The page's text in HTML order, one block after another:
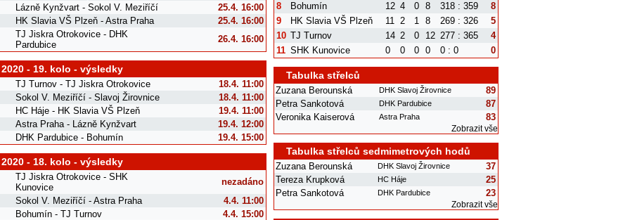
Lázně Kynžvart - Sokol V. Meziříčí
25.4. 16:00
HK Slavia VŠ Plzeň - Astra Praha
25.4. 16:00
TJ Jiskra Otrokovice - DHK
Pardubice
26.4. 16:00
- 19. kolo - výsledky
TJ Turnov - TJ Jiskra Otrokovice
18.4. 11:00
Sokol V. Meziříčí - Slavoj Žirovnice
18.4. 11:00
HC Háje - HK Slavia VŠ Plzeň
19.4. 11:00
Astra Praha - Lázně Kynžvart
19.4. 12:00
DHK Pardubice - Bohumín
19.4. 15:00
- 18. kolo - výsledky
TJ Jiskra Otrokovice - SHK
Kunovice
nezadáno
Sokol V. Meziříčí - Astra Praha
4.4. 11:00
Bohumín - TJ Turnov
4.4. 15:00
8
Bohumín 12 4 0 8 318 : 359
8
9
HK Slavia VŠ Plzeň 11 2 1 8 269 : 326
5
10 TJ Turnov 14 2 0 12 277 : 365
4
11 SHK Kunovice 0 0 0 0 0 : 0 0
Tabulka střelců
Zuzana Berounská DHK Slavoj Žirovnice
89
Petra Sankotová
DHK Pardubice
87
Veronika Kaiserová
Astra Praha 83
Zobrazit vše
Tabulka střelců sedmimetrových hodů
Zuzana Berounská DHK Slavoj Žirovnice
37
Tereza Krupková
HC Háje
25
Petra Sankotová
DHK Pardubice 23
Zobrazit vše